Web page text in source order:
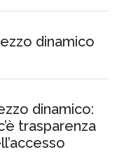
dinamico
dinamico:
trasparenza